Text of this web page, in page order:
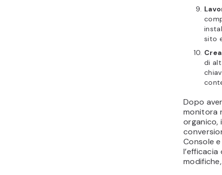
sito
di
Dopo
monitora
organico,
Console